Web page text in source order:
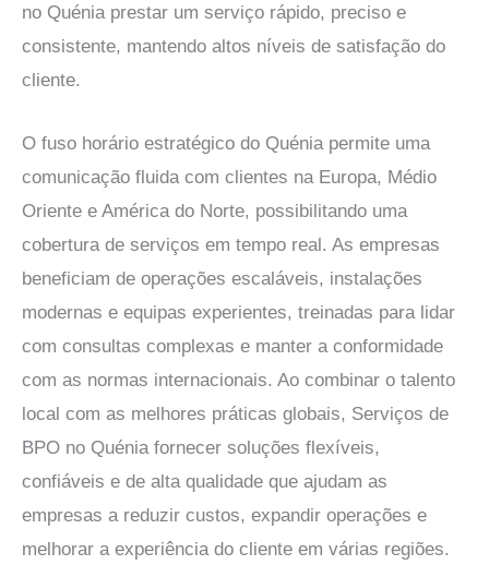
no Quénia prestar um serviço rápido, preciso e
consistente, mantendo altos níveis de satisfação do
cliente.
O fuso horário estratégico do Quénia permite uma
comunicação fluida com clientes na Europa, Médio
Oriente e América do Norte, possibilitando uma
cobertura de serviços em tempo real. As empresas
beneficiam de operações escaláveis, instalações
modernas e equipas experientes, treinadas para lidar
com consultas complexas e manter a conformidade
com as normas internacionais. Ao combinar o talento
local com as melhores práticas globais, Serviços de
BPO no Quénia fornecer soluções flexíveis,
confiáveis e de alta qualidade que ajudam as
empresas a reduzir custos, expandir operações e
melhorar a experiência do cliente em várias regiões.